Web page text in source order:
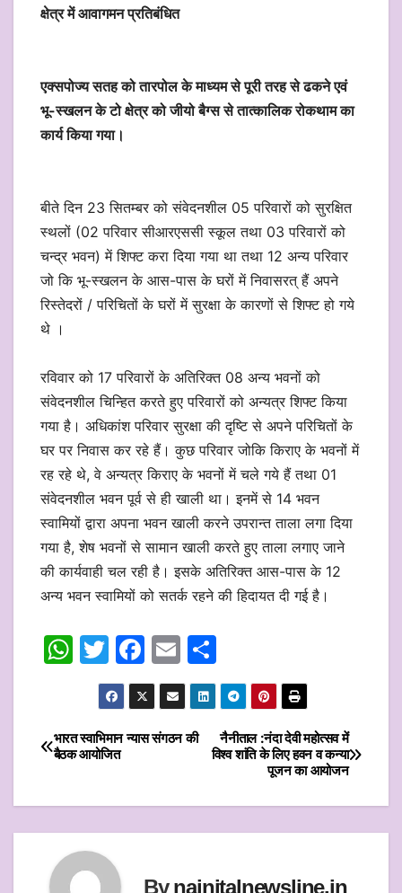
क्षेत्र में आवागमन प्रतिबंधित
एक्सपोज्य सतह को तारपोल के माध्यम से पूरी तरह से ढकने एवं
भू-स्खलन के टो क्षेत्र को जीयो बैग्स से तात्कालिक रोकथाम का
कार्य किया गया।
बीते दिन 23 सितम्बर को संवेदनशील 05 परिवारों को सुरक्षित
स्थलों (02 परिवार सीआरएससी स्कूल तथा 03 परिवारों को
चन्द्र भवन) में शिफ्ट करा दिया गया था तथा 12 अन्य परिवार
जो कि भू-स्खलन के आस-पास के घरों में निवासरत् हैं अपने
रिस्तेदरों / परिचितों के घरों में सुरक्षा के कारणों से शिफ्ट हो गये
थे ।
रविवार को 17 परिवारों के अतिरिक्त 08 अन्य भवनों को
संवेदनशील चिन्हित करते हुए परिवारों को अन्यत्र शिफ्ट किया
गया है। अधिकांश परिवार सुरक्षा की दृष्टि से अपने परिचितों के
घर पर निवास कर रहे हैं। कुछ परिवार जोकि किराए के भवनों में
रह रहे थे, वे अन्यत्र किराए के भवनों में चले गये हैं तथा 01
संवेदनशील भवन पूर्व से ही खाली था। इनमें से 14 भवन
स्वामियों द्वारा अपना भवन खाली करने उपरान्त ताला लगा दिया
गया है, शेष भवनों से सामान खाली करते हुए ताला लगाए जाने
की कार्यवाही चल रही है। इसके अतिरिक्त आस-पास के 12
अन्य भवन स्वामियों को सतर्क रहने की हिदायत दी गई है।
W
at
s
A
T
w
itt
er
F
a
c
e
E
m
ai
l
h
ar
e
Post
नैनीताल :नंदा देवी महोत्सव में
विश्व शांति के लिए हवन व कन्या
पूजन का आयोजन
भारत स्वाभिमान न्यास संगठन की
बैठक आयोजित
Bynainitalnewsline.in